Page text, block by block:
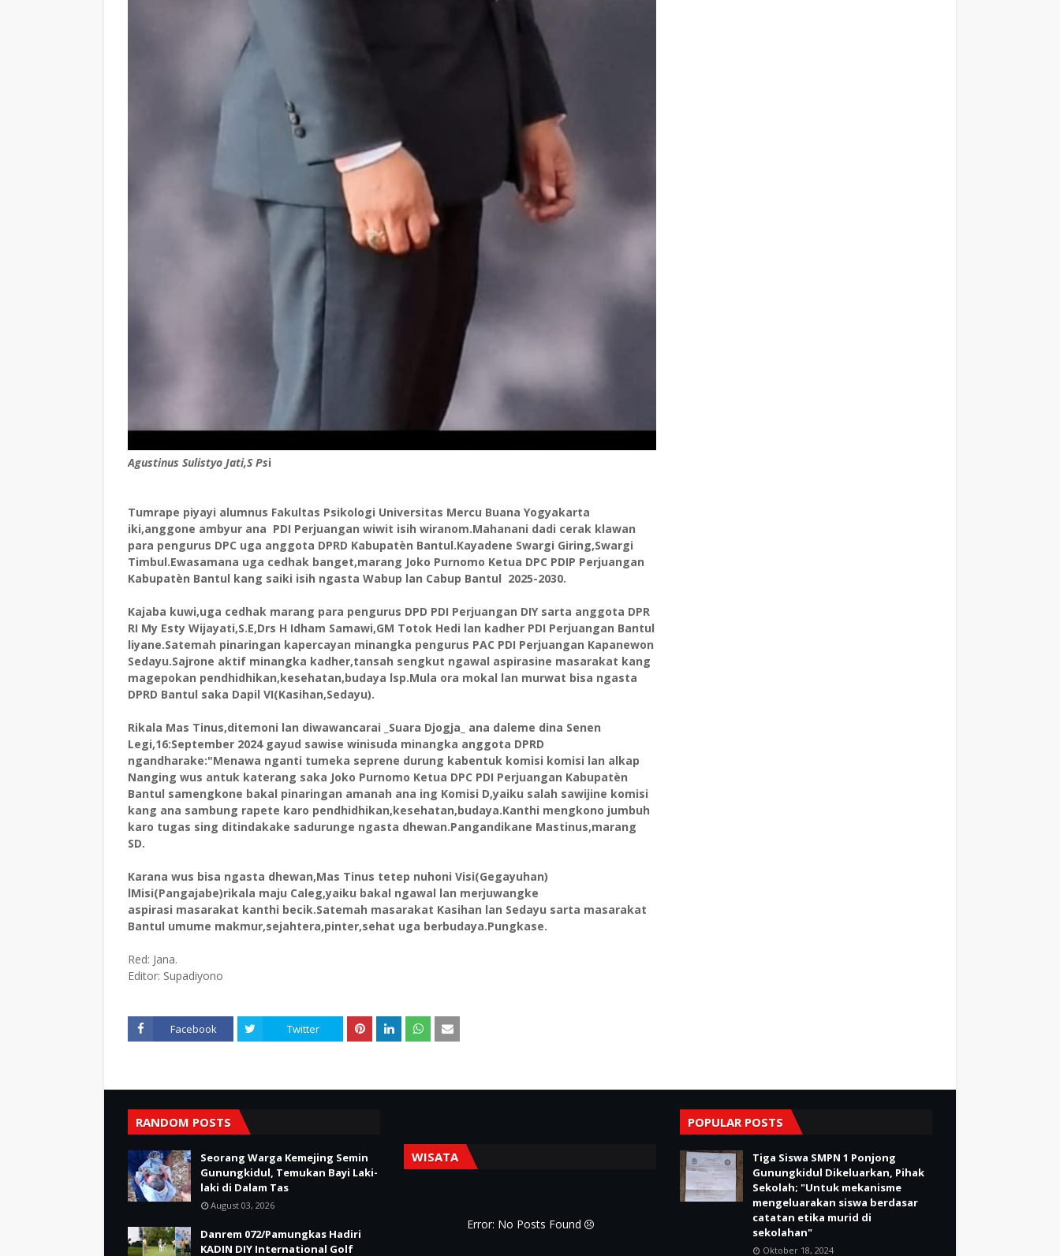
Agustinus Sulistyo Jati,S Psi
Tumrape piyayi alumnus Fakultas Psikologi Universitas Mercu Buana Yogyakarta
iki,anggone ambyur ana PDI Perjuangan wiwit isih wiranom.Mahanani dadi cerak klawan
para pengurus DPC uga anggota DPRD Kabupatèn Bantul.Kayadene Swargi Giring,Swargi
Timbul.Ewasamana uga cedhak banget,marang Joko Purnomo Ketua DPC PDIP Perjuangan
Kabupatèn Bantul kang saiki isih ngasta Wabup lan Cabup Bantul 2025-2030.
Kajaba kuwi,uga cedhak marang para pengurus DPD PDI Perjuangan DIY sarta anggota DPR
RI My Esty Wijayati,S.E,Drs H Idham Samawi,GM Totok Hedi lan kadher PDI Perjuangan Bantul
liyane.Satemah pinaringan kapercayan minangka pengurus PAC PDI Perjuangan Kapanewon
Sedayu.Sajrone aktif minangka kadher,tansah sengkut ngawal aspirasine masarakat kang
magepokan pendhidhikan,kesehatan,budaya lsp.Mula ora mokal lan murwat bisa ngasta
DPRD Bantul saka Dapil VI(Kasihan,Sedayu).
Rikala Mas Tinus,ditemoni lan diwawancarai _Suara Djogja_ ana daleme dina Senen
Legi,16:September 2024 gayud sawise winisuda minangka anggota DPRD
ngandharake:"Menawa nganti tumeka seprene durung kabentuk komisi komisi lan alkap
Nanging wus antuk katerang saka Joko Purnomo Ketua DPC PDI Perjuangan Kabupatèn
Bantul samengkone bakal pinaringan amanah ana ing Komisi D,yaiku salah sawijine komisi
kang ana sambung rapete karo pendhidhikan,kesehatan,budaya.Kanthi mengkono jumbuh
karo tugas sing ditindakake sadurunge ngasta dhewan.Pangandikane Mastinus,marang
SD.
Karana wus bisa ngasta dhewan,Mas Tinus tetep nuhoni Visi(Gegayuhan)
lMisi(Pangajabe)rikala maju Caleg,yaiku bakal ngawal lan merjuwangke
aspirasi masarakat kanthi becik.Satemah masarakat Kasihan lan Sedayu sarta masarakat
Bantul umume makmur,sejahtera,pinter,sehat uga berbudaya.Pungkase.
Red: Jana.
Editor: Supadiyono
Facebook Twitter
RANDOM POSTS
Seorang Warga Kemejing Semin
Gunungkidul, Temukan Bayi Laki-
laki di Dalam Tas
August 03, 2026
Danrem 072/Pamungkas Hadiri
KADIN DIY International Golf
WISATA
Error: No Posts Found
POPULAR POSTS
Tiga Siswa SMPN 1 Ponjong
Gunungkidul Dikeluarkan, Pihak
Sekolah; "Untuk mekanisme
mengeluarakan siswa berdasar
catatan etika murid di
sekolahan"
Oktober 18, 2024